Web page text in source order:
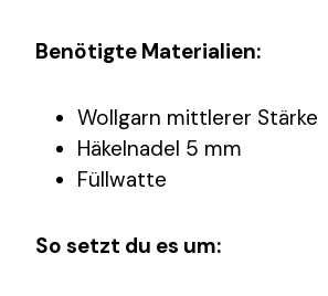
Benötigte Materialien:
Wollgarn mittlerer Stärke
Häkelnadel 5 mm
Füllwatte
So setzt du es um: